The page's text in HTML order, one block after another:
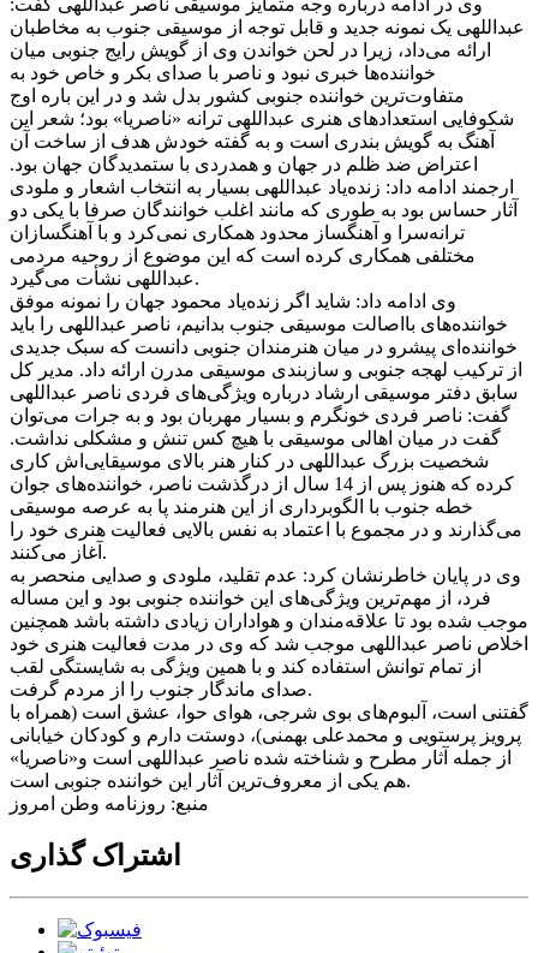
عبداللهی یک نمونه جدید و قابل توجه از موسیقی جنوب به مخاطبان
ارائه می‌داد، زیرا در لحن خواندن وی از گویش رایج جنوبی میان
خواننده‌ها خبری نبود و ناصر با صدای بکر و خاص خود به
متفاوت‌ترین خواننده جنوبی کشور بدل شد و در این باره اوج
شکوفایی استعدادهای هنری عبداللهی ترانه «ناصریا» بود؛ شعر این
آهنگ به گویش بندری است و به گفته خودش هدف از ساخت آن
اعتراض ضد ظلم در جهان و همدردی با ستمدیدگان جهان بود.
ارجمند ادامه داد: زنده‌یاد عبداللهی بسیار به انتخاب اشعار و ملودی
آثار حساس بود به طوری که مانند اغلب خوانندگان صرفا با یکی دو
ترانه‌سرا و آهنگساز محدود همکاری نمی‌کرد و با آهنگسازان
مختلفی همکاری کرده است که این موضوع از روحیه مردمی
عبداللهی نشأت می‌گیرد.
وی ادامه داد: شاید اگر زنده‌یاد محمود جهان را نمونه موفق
خواننده‌های بااصالت موسیقی جنوب بدانیم، ناصر عبداللهی را باید
خواننده‌ای پیشرو در میان هنرمندان جنوبی دانست که سبک جدیدی
از ترکیب لهجه جنوبی و سازبندی موسیقی مدرن ارائه داد. مدیر کل
سابق دفتر موسیقی ارشاد درباره ویژگی‌های فردی ناصر عبداللهی
گفت: ناصر فردی خونگرم و بسیار مهربان بود و به جرات می‌توان
گفت در میان اهالی موسیقی با هیچ کس تنش و مشکلی نداشت.
شخصیت بزرگ عبداللهی در کنار هنر بالای موسیقایی‌اش کاری
کرده که هنوز پس از 14 سال از درگذشت ناصر، خواننده‌های جوان
خطه جنوب با الگوبرداری از این هنرمند پا به عرصه موسیقی
می‌گذارند و در مجموع با اعتماد به نفس بالایی فعالیت هنری خود را
آغاز می‌کنند.
وی در پایان خاطرنشان کرد: عدم تقلید، ملودی و صدایی منحصر به
فرد، از مهم‌ترین ویژگی‌های این خواننده جنوبی بود و این مساله
موجب شده بود تا علاقه‌مندان و هواداران زیادی داشته باشد همچنین
اخلاص ناصر عبداللهی موجب شد که وی در مدت فعالیت هنری خود
از تمام توانش استفاده کند و با همین ویژگی به شایستگی لقب
صدای ماندگار جنوب را از مردم گرفت.
گفتنی است، آلبوم‌های بوی شرجی، هوای حوا، عشق است (همراه با
پرویز پرستویی و محمدعلی بهمنی)، دوستت دارم و کودکان خیابانی
از جمله آثار مطرح و شناخته شده ناصر عبداللهی است و«ناصریا»
هم یکی از معروف‌ترین آثار این خواننده جنوبی است.
منبع: روزنامه وطن امروز
اشتراک گذاری